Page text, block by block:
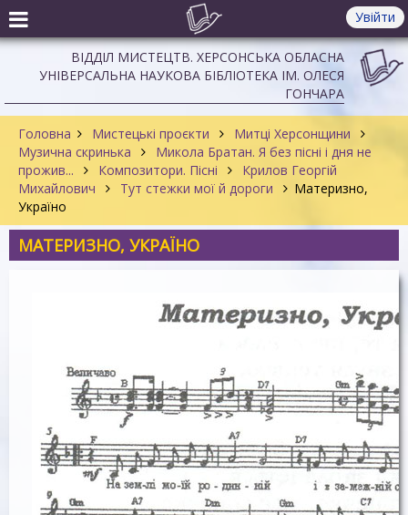
Увійти
ВІДДІЛ МИСТЕЦТВ. ХЕРСОНСЬКА ОБЛАСНА
УНІВЕРСАЛЬНА НАУКОВА БІБЛІОТЕКА ІМ. ОЛЕСЯ
ГОНЧАРА
Головна Мистецькі проєкти
Митці Херсонщини
Музична скринька
Микола Братан. Я без пісні і дня не
прожив...
Композитори. Пісні
Крилов Георгій
Михайлович
Тут стежки мої й дороги
Материзно,
Україно
МАТЕРИЗНО, УКРАЇНО